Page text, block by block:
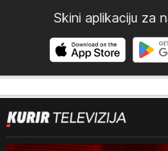
Skini aplikaciju za